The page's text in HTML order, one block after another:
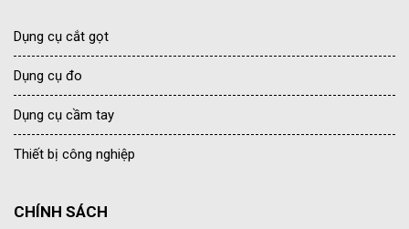
Dụng cụ cắt gọt
Dụng cụ đo
Dụng cụ cầm tay
Thiết bị công nghiệp
CHÍNH SÁCH